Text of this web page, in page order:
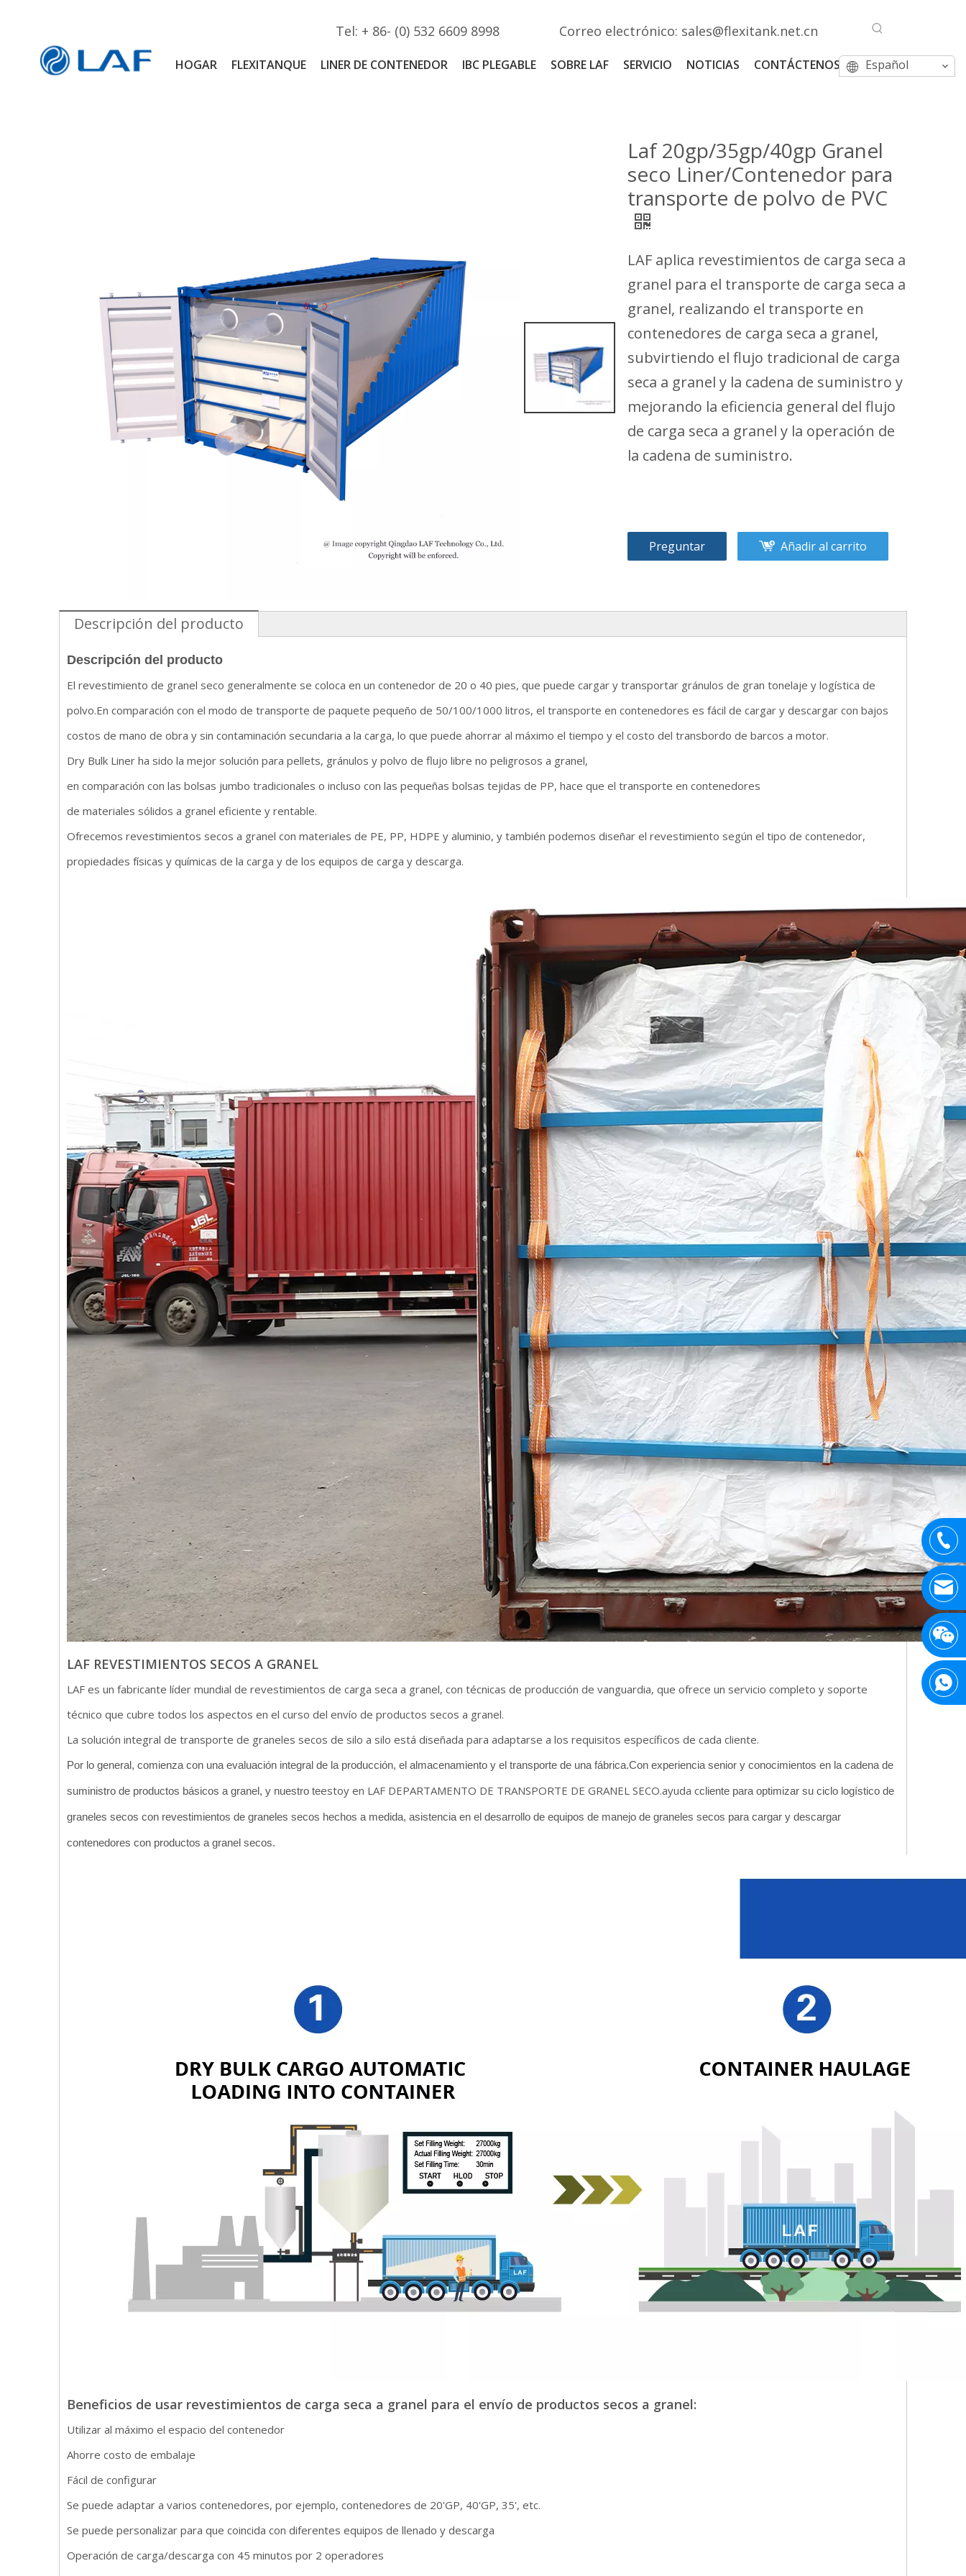
Tel: + 86- (0) 532 6609 8998 Correo electrónico: sales@flexitank.net.cn
HOGAR FLEXITANQUE LINER DE CONTENEDOR IBC PLEGABLE SOBRE LAF SERVICIO NOTICIAS CONTÁCTENOS Español
Laf 20gp/35gp/40gp Granel
seco Liner/Contenedor para
transporte de polvo de PVC
LAF aplica revestimientos de carga seca a
granel para el transporte de carga seca a
granel, realizando el transporte en
contenedores de carga seca a granel,
subvirtiendo el flujo tradicional de carga
seca a granel y la cadena de suministro y
mejorando la eficiencia general del flujo
de carga seca a granel y la operación de
la cadena de suministro.
Preguntar Añadir al carrito
Descripción del producto
Descripción del producto
El revestimiento de granel seco generalmente se coloca en un contenedor de 20 o 40 pies, que puede cargar y transportar gránulos de gran tonelaje y logística de
polvo.En comparación con el modo de transporte de paquete pequeño de 50/100/1000 litros, el transporte en contenedores es fácil de cargar y descargar con bajos
costos de mano de obra y sin contaminación secundaria a la carga, lo que puede ahorrar al máximo el tiempo y el costo del transbordo de barcos a motor.
Dry Bulk Liner ha sido la mejor solución para pellets, gránulos y polvo de flujo libre no peligrosos a granel,
en comparación con las bolsas jumbo tradicionales o incluso con las pequeñas bolsas tejidas de PP, hace que el transporte en contenedores
de materiales sólidos a granel eficiente y rentable.
Ofrecemos revestimientos secos a granel con materiales de PE, PP, HDPE y aluminio, y también podemos diseñar el revestimiento según el tipo de contenedor,
propiedades físicas y químicas de la carga y de los equipos de carga y descarga.
LAF REVESTIMIENTOS SECOS A GRANEL
LAF es un fabricante líder mundial de revestimientos de carga seca a granel, con técnicas de producción de vanguardia, que ofrece un servicio completo y soporte
técnico que cubre todos los aspectos en el curso del envío de productos secos a granel.
La solución integral de transporte de graneles secos de silo a silo está diseñada para adaptarse a los requisitos específicos de cada cliente.
Por lo general, comienza con una evaluación integral de la producción, el almacenamiento y el transporte de una fábrica.Con experiencia senior y conocimientos en la cadena de
suministro de productos básicos a granel, y nuestro teestoy en LAF DEPARTAMENTO DE TRANSPORTE DE GRANEL SECO.ayuda ccliente para optimizar su ciclo logístico de
graneles secos con revestimientos de graneles secos hechos a medida, asistencia en el desarrollo de equipos de manejo de graneles secos para cargar y descargar
contenedores con productos a granel secos.
Beneficios de usar revestimientos de carga seca a granel para el envío de productos secos a granel:
Utilizar al máximo el espacio del contenedor
Ahorre costo de embalaje
Fácil de configurar
Se puede adaptar a varios contenedores, por ejemplo, contenedores de 20'GP, 40'GP, 35', etc.
Se puede personalizar para que coincida con diferentes equipos de llenado y descarga
Operación de carga/descarga con 45 minutos por 2 operadores